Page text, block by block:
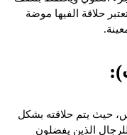
حلاقة الفيها موضة
حيث يتم حلاقته بشكل
الذين يفضلون